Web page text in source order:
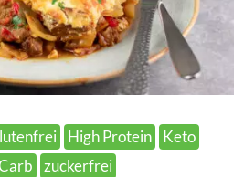
High Protein
Keto
zuckerfrei